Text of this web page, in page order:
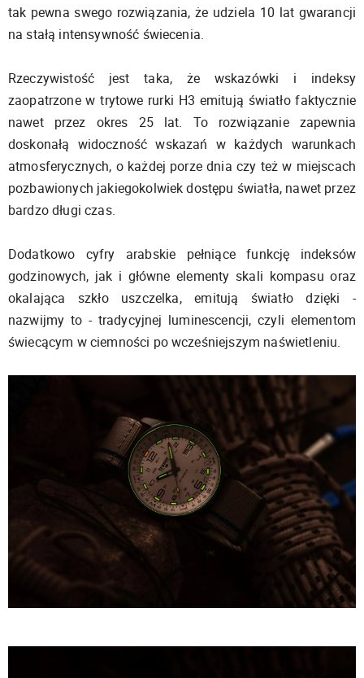
tak pewna swego rozwiązania, że udziela 10 lat gwarancji
na stałą intensywność świecenia.
Rzeczywistość jest taka, że wskazówki i indeksy
zaopatrzone w trytowe rurki H3 emitują światło faktycznie
nawet przez okres 25 lat. To rozwiązanie zapewnia
doskonałą widoczność wskazań w każdych warunkach
atmosferycznych, o każdej porze dnia czy też w miejscach
pozbawionych jakiegokolwiek dostępu światła, nawet przez
bardzo długi czas.
Dodatkowo cyfry arabskie pełniące funkcję indeksów
godzinowych, jak i główne elementy skali kompasu oraz
okalająca szkło uszczelka, emitują światło dzięki -
nazwijmy to - tradycyjnej luminescencji, czyli elementom
świecącym w ciemności po wcześniejszym naświetleniu.